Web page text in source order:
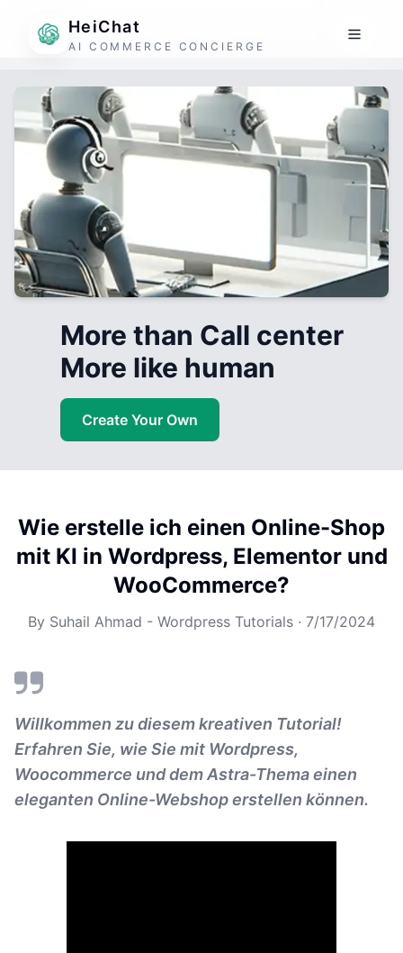
HeiChat
AI COMMERCE CONCIERGE
More than Call center
More like human
Create Your Own
Wie erstelle ich einen Online-Shop
mit KI in Wordpress, Elementor und
WooCommerce?
By Suhail Ahmad - Wordpress Tutorials · 7/17/2024
Willkommen zu diesem kreativen Tutorial!
Erfahren Sie, wie Sie mit Wordpress,
Woocommerce und dem Astra-Thema einen
eleganten Online-Webshop erstellen können.